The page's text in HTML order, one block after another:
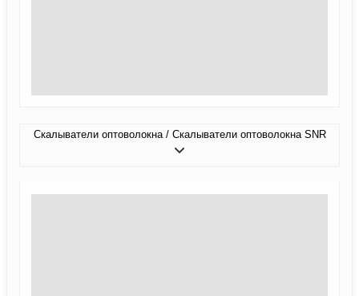
Скалыватели оптоволокна / Скалыватели оптоволокна SNR